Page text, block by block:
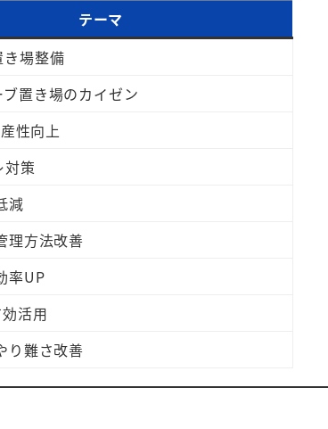
テーマ
き場整備
置き場のカイゼン
性向上
対策
減
理方法改善
率UP
活用
り難さ改善